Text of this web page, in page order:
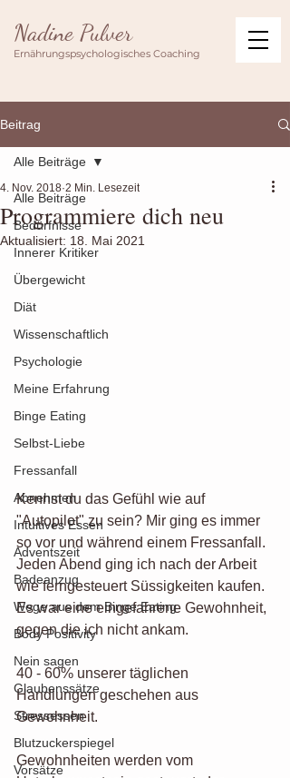
Nadine Pulver
Ernährungspsychologisches Coaching
Beitrag
Alle Beiträge
Bedürfnisse
Innerer Kritiker
Übergewicht
Diät
Wissenschaftlich
Psychologie
Meine Erfahrung
Binge Eating
Selbst-Liebe
Fressanfall
Abnehmen
Intuitives Essen
Adventszeit
Badeanzug
Wege aus dem Binge Eating
Body Positivity
Nein sagen
Glaubenssätze
Stressessen
Blutzuckerspiegel
Vorsätze
Alle Beiträge
Programmiere dich neu
4. Nov. 2018 2 Min. Lesezeit
Aktualisiert: 18. Mai 2021
Kennst du das Gefühl wie auf
"Autopilot" zu sein? Mir ging es immer
so vor und während einem Fressanfall.
Jeden Abend ging ich nach der Arbeit
wie ferngesteuert Süssigkeiten kaufen.
Es war eine eingefahrene Gewohnheit,
gegen die ich nicht ankam.
40 - 60% unserer täglichen
Handlungen geschehen aus
Gewohnheit.
Gewohnheiten werden vom